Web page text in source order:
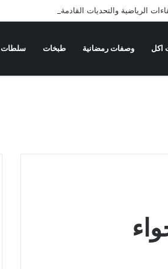
الرياضية والتحديات القادمة
اكل وصفات رمضانية طبخات سلطات